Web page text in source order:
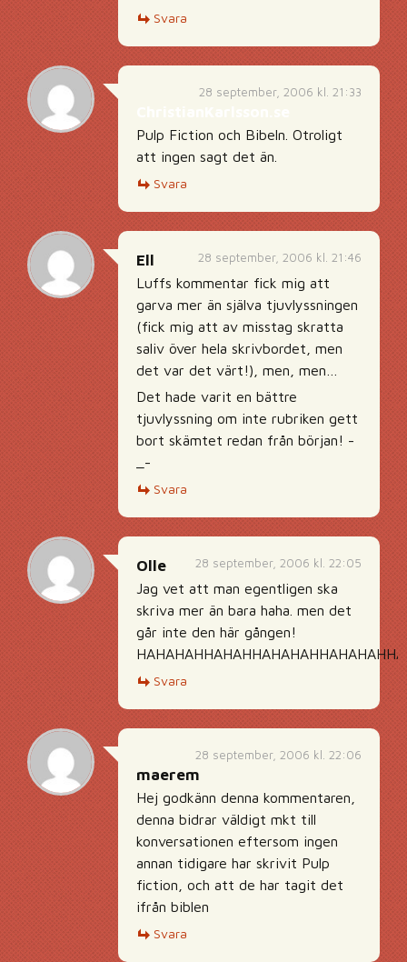
Svara
28 september, 2006 kl. 21:33
Pulp Fiction och Bibeln. Otroligt
att ingen sagt det än.
Svara
28 september, 2006 kl. 21:46
Ell
Luffs kommentar fick mig att
garva mer än själva tjuvlyssningen
(fick mig att av misstag skratta
saliv över hela skrivbordet, men
det var det värt!), men, men…
Det hade varit en bättre
tjuvlyssning om inte rubriken gett
bort skämtet redan från början! -
_-
Svara
28 september, 2006 kl. 22:05
Olle
Jag vet att man egentligen ska
skriva mer än bara haha. men det
går inte den här gången!
Svara
28 september, 2006 kl. 22:06
maerem
Hej godkänn denna kommentaren,
denna bidrar väldigt mkt till
konversationen eftersom ingen
annan tidigare har skrivit Pulp
fiction, och att de har tagit det
ifrån biblen
Svara